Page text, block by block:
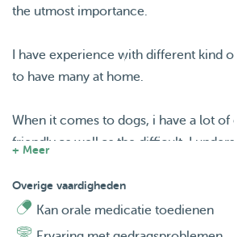
the utmost importance.
I have experience with different kind
to have many at home.
When it comes to dogs, i have a lot
friendly as well as the difficult. I
proper attention.
I am comfortable taking care of all
+ Meer
Overige vaardigheden
Kan orale medicatie toedienen